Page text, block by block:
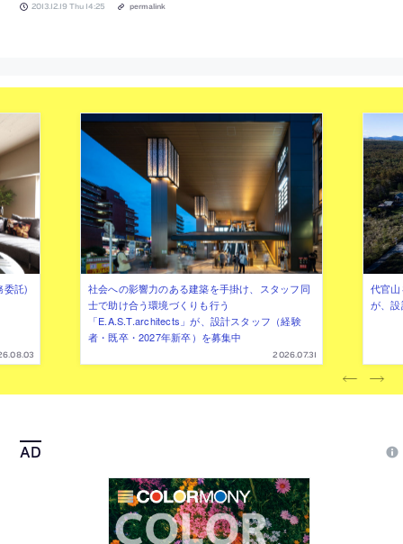
2013.12.19 Thu 14:25 permalink
委託)
社会への影響力のある建築を手掛け、スタッフ同
士で助け合う環境づくりも行う
「E.A.S.T.architects」が、設計スタッフ（経験
者・既卒・2027年新卒）を募集中
2026.07.31
代官
が、